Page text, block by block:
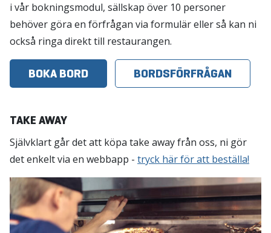
i vår bokningsmodul, sällskap över 10 personer
behöver göra en förfrågan via formulär eller så kan ni
också ringa direkt till restaurangen.
BOKA BORD BORDSFÖRFRÅGAN
TAKE AWAY
Självklart går det att köpa take away från oss, ni gör
det enkelt via en webbapp - tryck här för att beställa!